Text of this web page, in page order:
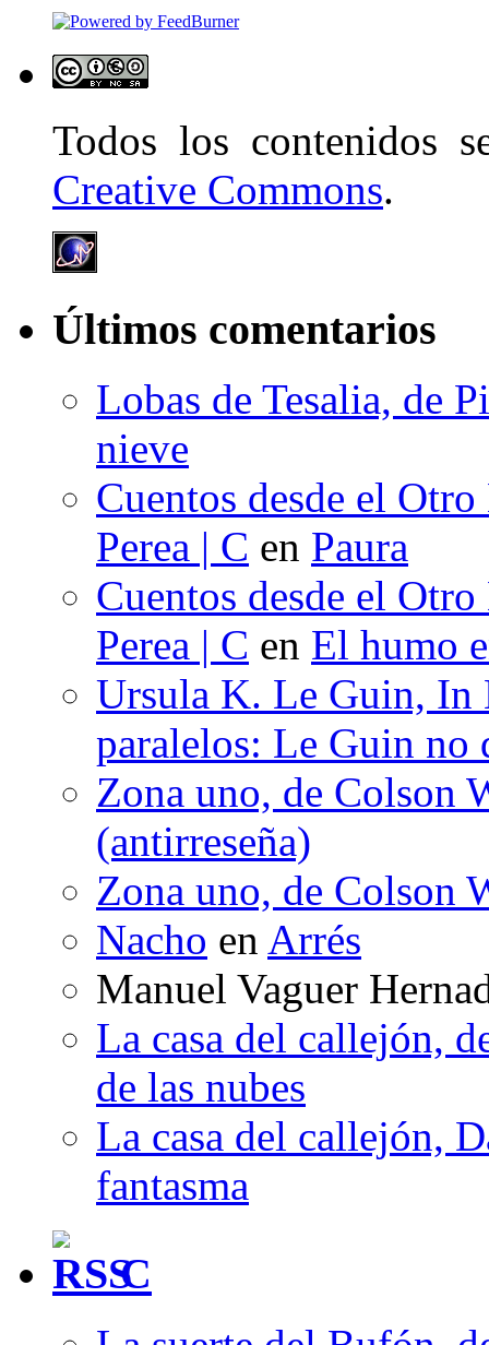
Todos los contenidos
Creative Commons.
Últimos comentarios
Lobas de Tesalia, de
nieve
Cuentos desde el
Perea | C en Paura
Cuentos desde el
Perea | C en El humo
Ursula K. Le Guin, In
paralelos: Le Guin no
Zona uno, de Colson
(antirreseña)
Zona uno, de Colson
Nacho en Arrés
Manuel Vaguer
La casa del callejón,
de las nubes
La casa del callejón,
fantasma
C